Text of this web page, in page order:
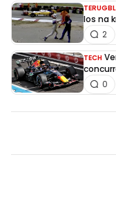
Heerlijk
Rst17
PREMIUM 18
Een keer een
los na
2
TECH
0